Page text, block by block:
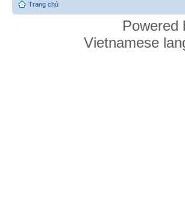
Trang chủ
Powered
Vietnamese